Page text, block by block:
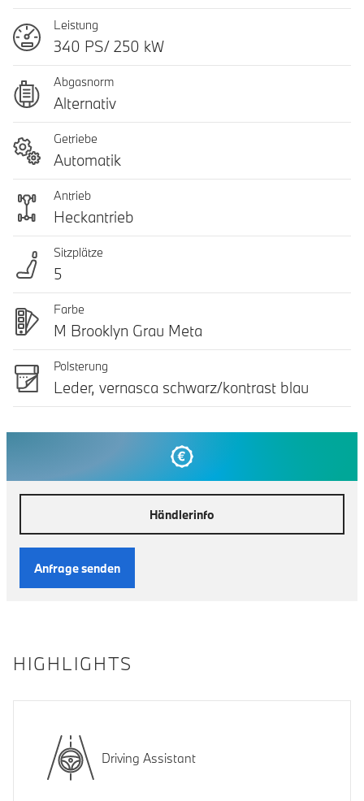
Leistung
340 PS/ 250 kW
Abgasnorm
Alternativ
Getriebe
Automatik
Antrieb
Heckantrieb
Sitzplätze
5
Farbe
M Brooklyn Grau Meta
Polsterung
Leder, vernasca schwarz/kontrast blau
Händlerinfo
Anfrage senden
HIGHLIGHTS
Driving Assistant